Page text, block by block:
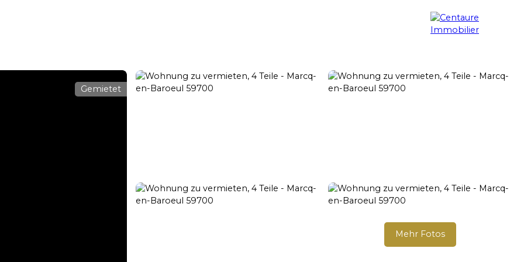
Vermietungsmanagement Renovierung Immobiliensuche Blog Kontakt
Gemietet
Mehr Fotos